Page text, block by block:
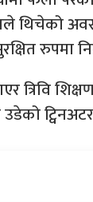
थिचेको
रुपमा
त्रिवि